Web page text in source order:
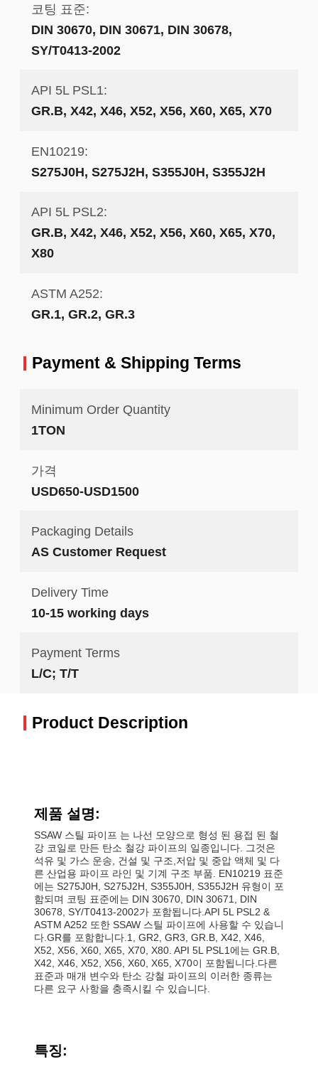
코팅 표준:
DIN 30670, DIN 30671, DIN 30678,
SY/T0413-2002
API 5L PSL1:
GR.B, X42, X46, X52, X56, X60, X65, X70
EN10219:
S275J0H, S275J2H, S355J0H, S355J2H
API 5L PSL2:
GR.B, X42, X46, X52, X56, X60, X65, X70,
X80
ASTM A252:
GR.1, GR.2, GR.3
Payment & Shipping Terms
Minimum Order Quantity
1TON
가격
USD650-USD1500
Packaging Details
AS Customer Request
Delivery Time
10-15 working days
Payment Terms
L/C; T/T
Product Description
제품 설명:
SSAW 스틸 파이프 는 나선 모양으로 형성 된 용접 된 철
강 코일로 만든 탄소 철강 파이프의 일종입니다. 그것은
석유 및 가스 운송, 건설 및 구조,저압 및 중압 액체 및 다
른 산업용 파이프 라인 및 기계 구조 부품. EN10219 표준
에는 S275J0H, S275J2H, S355J0H, S355J2H 유형이 포
함되며 코팅 표준에는 DIN 30670, DIN 30671, DIN
30678, SY/T0413-2002가 포함됩니다.API 5L PSL2 &
ASTM A252 또한 SSAW 스틸 파이프에 사용할 수 있습니
다.GR를 포함합니다.1, GR2, GR3, GR.B, X42, X46,
X52, X56, X60, X65, X70, X80. API 5L PSL1에는 GR.B,
X42, X46, X52, X56, X60, X65, X70이 포함됩니다.다른
표준과 매개 변수와 탄소 강철 파이프의 이러한 종류는
다른 요구 사항을 충족시킬 수 있습니다.
특징: